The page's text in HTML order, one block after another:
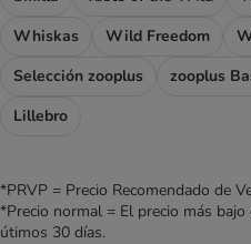
Whiskas
Wild Freedom
Selección zooplus
zooplus
Lillebro
*PRVP = Precio Recomendado de
*Precio normal = El precio más
útimos 30 días.